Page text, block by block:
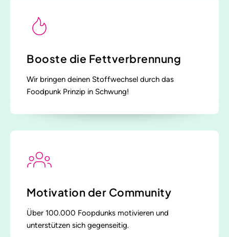
Booste die Fettverbrennung
Wir bringen deinen Stoffwechsel durch das
Foodpunk Prinzip in Schwung!
Motivation der Community
Über 100.000 Foopdunks motivieren und
unterstützen sich gegenseitig.